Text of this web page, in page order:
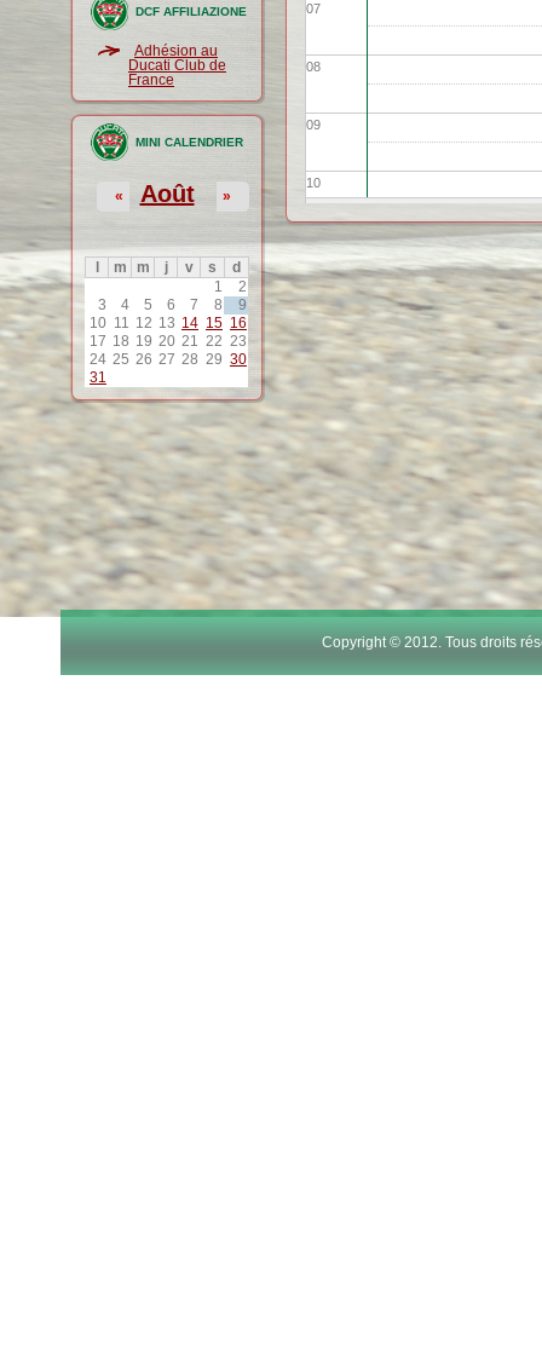
DCF AFFILIAZIONE
Adhésion au
Ducati Club de
France
MINI CALENDRIER
Août
« »
m m j v s
d
1
2
3
4 5 6 7 8
9
10 11 12 13 14 15 16
17 18 19 20 21 22 23
24 25 26 27 28 29 30
31
07
08
09
10
11
12
13
15
17
Copyright © 2012. Tous droits